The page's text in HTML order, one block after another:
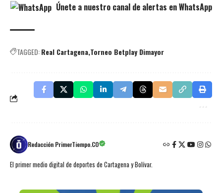
Únete a nuestro canal de alertas en WhatsApp
TAGGED:Real Cartagena Torneo Betplay Dimayor
Redacción PrimerTiempo.CO
El primer medio digital de deportes de Cartagena y Bolívar.